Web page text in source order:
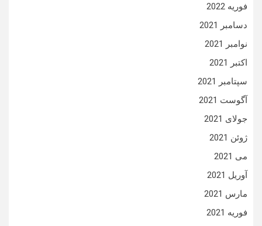
فوریه 2022
دسامبر 2021
نوامبر 2021
اکتبر 2021
سپتامبر 2021
آگوست 2021
جولای 2021
ژوئن 2021
می 2021
آوریل 2021
مارس 2021
فوریه 2021